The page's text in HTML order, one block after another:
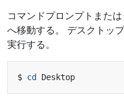
コマンドプロンプトまた
へ移動する。 デスクトッ
実行する。
$ cd